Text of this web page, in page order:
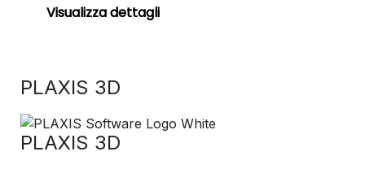
Visualizza dettagli
PLAXIS 3D
PLAXIS 3D